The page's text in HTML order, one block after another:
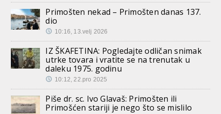
Primošten nekad – Primošten danas 137.
dio
10:16, 13.velj 2026
IZ ŠKAFETINA: Pogledajte odličan snimak
utrke tovara i vratite se na trenutak u
daleku 1975. godinu
10:12, 22.pro 2025
Piše dr. sc. Ivo Glavaš: Primošten ili
Primošćen stariji je nego što se mislilo